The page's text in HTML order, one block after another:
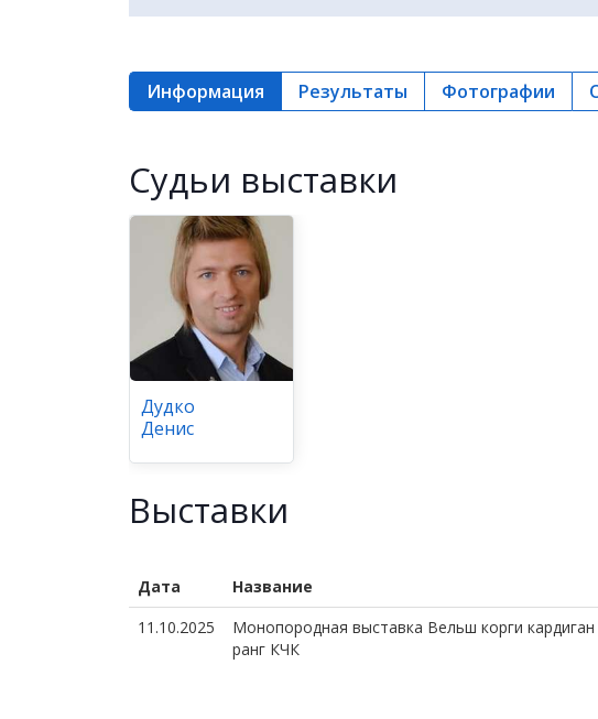
Информация Результаты Фотографии
Cудьи выставки
Дудко
Денис
Выставки
Дата Название
11.10.2025
Монопородная выставка Вельш корги кардиган
ранг КЧК